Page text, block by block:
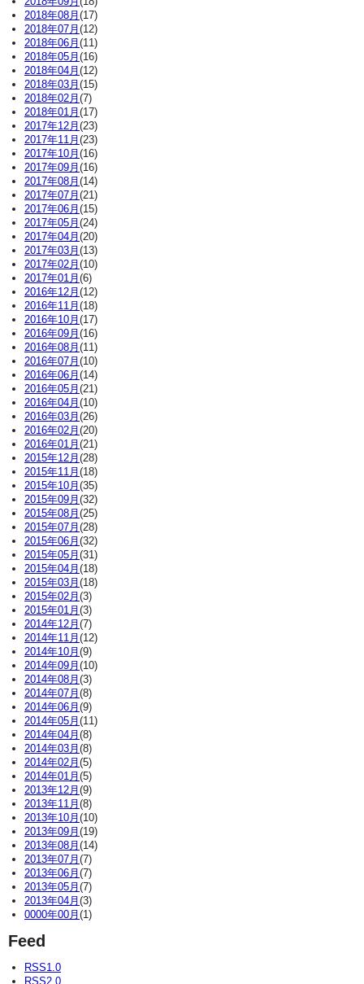
2018年08月(17)
2018年07月(12)
2018年06月(11)
2018年05月(16)
2018年04月(12)
2018年03月(15)
2018年02月(7)
2018年01月(17)
2017年12月(23)
2017年11月(23)
2017年10月(16)
2017年09月(16)
2017年08月(14)
2017年07月(21)
2017年06月(15)
2017年05月(24)
2017年04月(20)
2017年03月(13)
2017年02月(10)
2017年01月(6)
2016年12月(12)
2016年11月(18)
2016年10月(17)
2016年09月(16)
2016年08月(11)
2016年07月(10)
2016年06月(14)
2016年05月(21)
2016年04月(10)
2016年03月(26)
2016年02月(20)
2016年01月(21)
2015年12月(28)
2015年11月(18)
2015年10月(35)
2015年09月(32)
2015年08月(25)
2015年07月(28)
2015年06月(32)
2015年05月(31)
2015年04月(18)
2015年03月(18)
2015年02月(3)
2015年01月(3)
2014年12月(7)
2014年11月(12)
2014年10月(9)
2014年09月(10)
2014年08月(3)
2014年07月(8)
2014年06月(9)
2014年05月(11)
2014年04月(8)
2014年03月(8)
2014年02月(5)
2014年01月(5)
2013年12月(9)
2013年11月(8)
2013年10月(10)
2013年09月(19)
2013年08月(14)
2013年07月(7)
2013年06月(7)
2013年05月(7)
2013年04月(3)
0000年00月(1)
Feed
RSS1.0
RSS2.0